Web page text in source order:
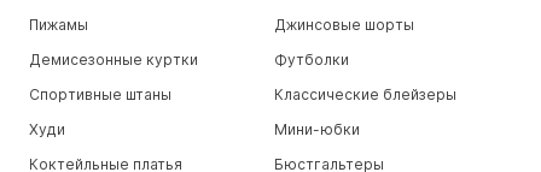
Пижамы
Джинсовые шорты
Демисезонные куртки
Футболки
Спортивные штаны
Классические блейзеры
Худи
Мини-юбки
Коктейльные платья
Бюстгальтеры